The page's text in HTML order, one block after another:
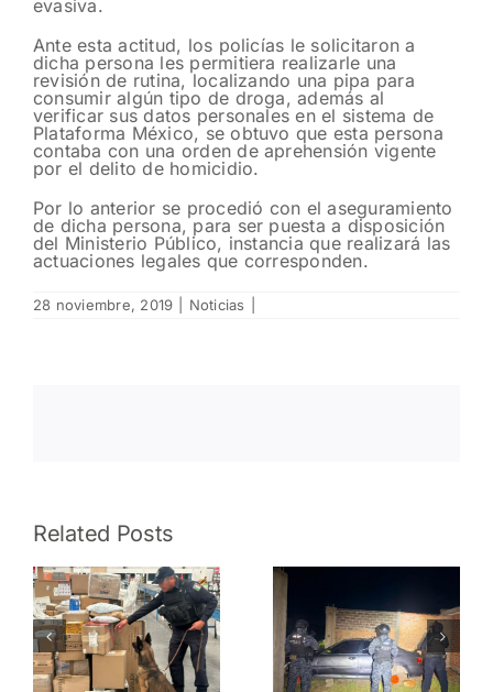
evasiva.
Ante esta actitud, los policías le solicitaron a
dicha persona les permitiera realizarle una
revisión de rutina, localizando una pipa para
consumir algún tipo de droga, además al
verificar sus datos personales en el sistema de
Plataforma México, se obtuvo que esta persona
contaba con una orden de aprehensión vigente
por el delito de homicidio.
Por lo anterior se procedió con el aseguramiento
de dicha persona, para ser puesta a disposición
del Ministerio Público, instancia que realizará las
actuaciones legales que corresponden.
28 noviembre, 2019 Noticias
Related Posts
Asegura
FRIZ
vehículo
con reporte
de
y